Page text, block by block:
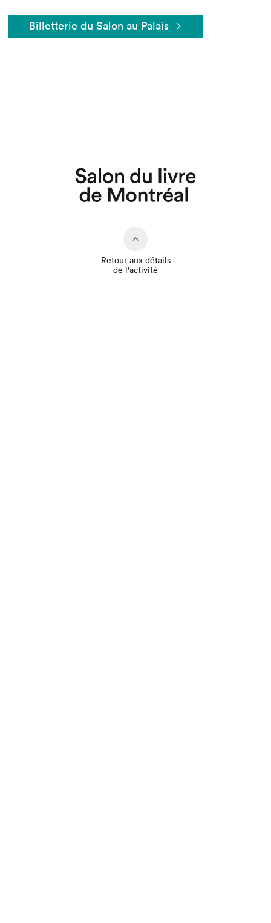
Billetterie du Salon au Palais
Retour aux détails
de l'activité